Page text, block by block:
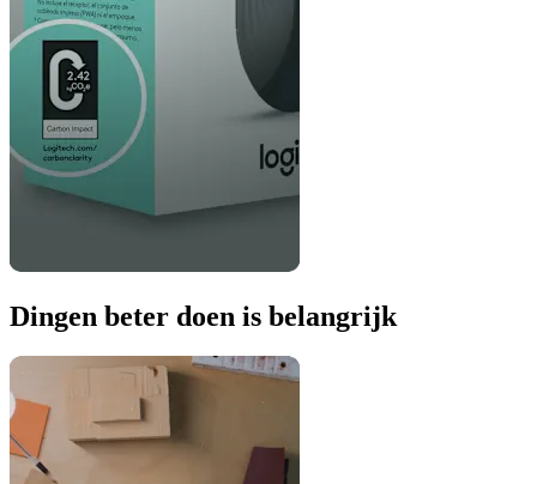
Dingen beter doen is belangrijk